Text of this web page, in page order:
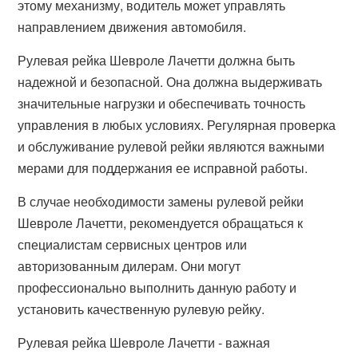
этому механизму, водитель может управлять
направлением движения автомобиля.
Рулевая рейка Шевроле Лачетти должна быть
надежной и безопасной. Она должна выдерживать
значительные нагрузки и обеспечивать точность
управления в любых условиях. Регулярная проверка
и обслуживание рулевой рейки являются важными
мерами для поддержания ее исправной работы.
В случае необходимости замены рулевой рейки
Шевроле Лачетти, рекомендуется обращаться к
специалистам сервисных центров или
авторизованным дилерам. Они могут
профессионально выполнить данную работу и
установить качественную рулевую рейку.
Рулевая рейка Шевроле Лачетти - важная